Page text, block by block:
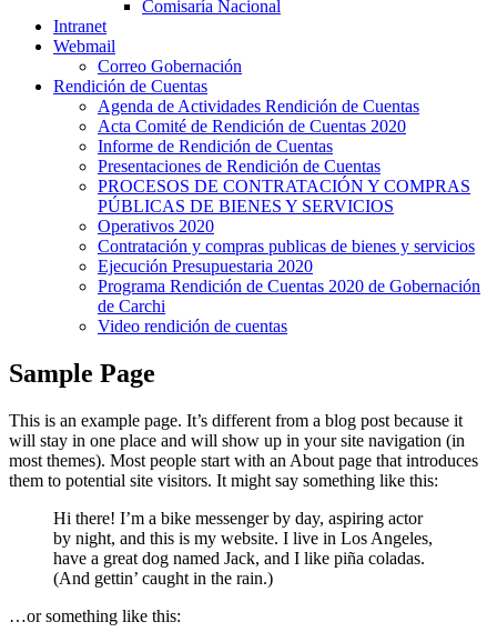
Comisaría Nacional
Intranet
Webmail
Correo Gobernación
Rendición de Cuentas
Agenda de Actividades Rendición de Cuentas
Acta Comité de Rendición de Cuentas 2020
Informe de Rendición de Cuentas
Presentaciones de Rendición de Cuentas
PROCESOS DE CONTRATACIÓN Y COMPRAS
PÚBLICAS DE BIENES Y SERVICIOS
Operativos 2020
Contratación y compras publicas de bienes y servicios
Ejecución Presupuestaria 2020
Programa Rendición de Cuentas 2020 de Gobernación
de Carchi
Video rendición de cuentas
Sample Page
This is an example page. It’s different from a blog post because it
will stay in one place and will show up in your site navigation (in
most themes). Most people start with an About page that introduces
them to potential site visitors. It might say something like this:
Hi there! I’m a bike messenger by day, aspiring actor
by night, and this is my website. I live in Los Angeles,
have a great dog named Jack, and I like piña coladas.
(And gettin’ caught in the rain.)
…or something like this: